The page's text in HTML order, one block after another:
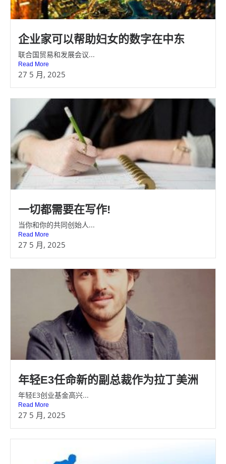
企业家可以帮助妇女的数字在中东
联合国贸易和发展会议...
Read More
27 5 月, 2025
一切都需要在写作!
当你和你的共同创始人...
Read More
27 5 月, 2025
年轻E3任命新的副总裁作为拉丁美洲
年轻E3创业基金高兴...
Read More
27 5 月, 2025